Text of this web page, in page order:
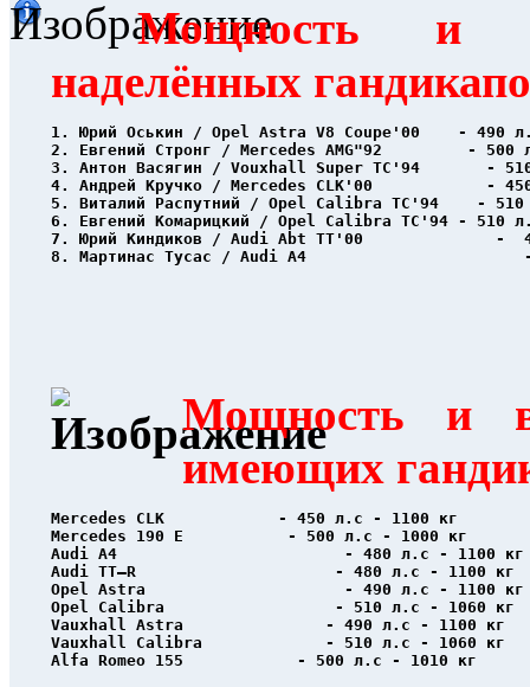
Мощность и
наделённых
1. Юрий Оськин / Opel Astra V8 Coupe'00    - 490
2. Евгений Стронг / Mercedes AMG"92         - 500
3. Антон Васягин / Vouxhall Super TC'94       -
4. Андрей Кручко / Mercedes CLK'00            -
5. Виталий Распутний / Opel Calibra TC'94    -
6. Евгений Комарицкий / Opel Calibra TC'94 - 510
7. Юрий Киндиков / Audi Abt TT'00              -
8. Мартинас Тусас / Audi A4                       -
Мощность и
имеющих
Mercedes CLK            - 450 л.с - 1100 кг
Mercedes 190 E           - 500 л.с - 1000 кг
Audi A4                        - 480 л.с - 1100 кг
Audi TT–R                     - 480 л.с - 1100 кг
Opel Astra                     - 490 л.с - 1100 кг
Opel Calibra                  - 510 л.с - 1060 кг
Vauxhall Astra               - 490 л.с - 1100 кг
Vauxhall Calibra             - 510 л.с - 1060 кг
Alfa Romeo 155            - 500 л.с - 1010 кг